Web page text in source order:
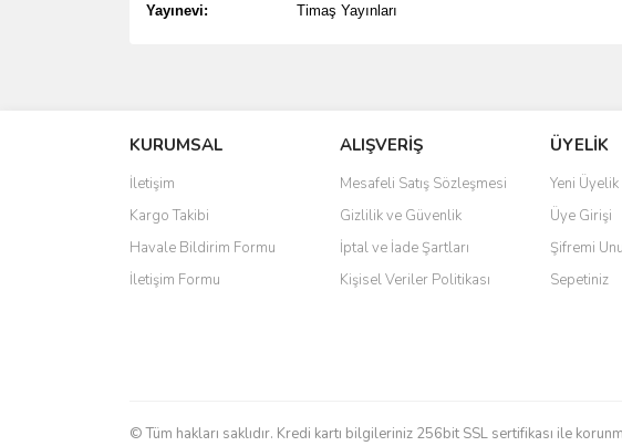
Yayınevi:
Timaş Yayınları
Barbaros Hayreddin Paşa
Barbaros Hayreddin Paşa'yı çok iyi anlatan bir kitap olmuş.
Umut Savakçı | 24/01/2021
Ürün resmi kalitesiz, bozuk veya görüntülenemiyor.
Ürün açıklamasında eksik bilgiler bulunuyor.
Ürün bilgilerinde hatalar bulunuyor.
Ürün fiyatı diğer sitelerden daha pahalı.
Bu ürüne benzer farklı alternatifler olmalı.
KURUMSAL
İletişim
Kargo Takibi
Havale Bildirim Formu
İletişim Formu
ALIŞVERİŞ
Mesafeli Satış Sözleşmesi
Gizlilik ve Güvenlik
İptal ve İade Şartları
Kişisel Veriler Politikası
ÜYELİK
Yeni Üyelik
Üye Girişi
Şifremi
Sepetiniz
© Tüm hakları saklıdır. Kredi kartı bilgileriniz 256bit SSL sertifikası ile